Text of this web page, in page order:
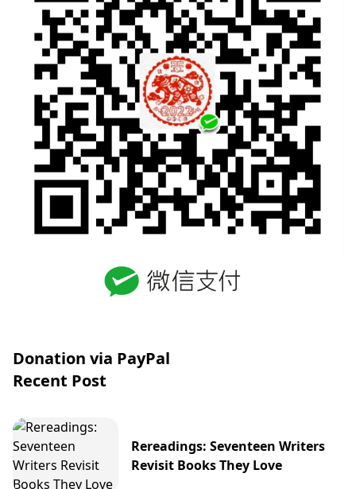
Donation via PayPal
Recent Post
Rereadings: Seventeen Writers
Revisit Books They Love